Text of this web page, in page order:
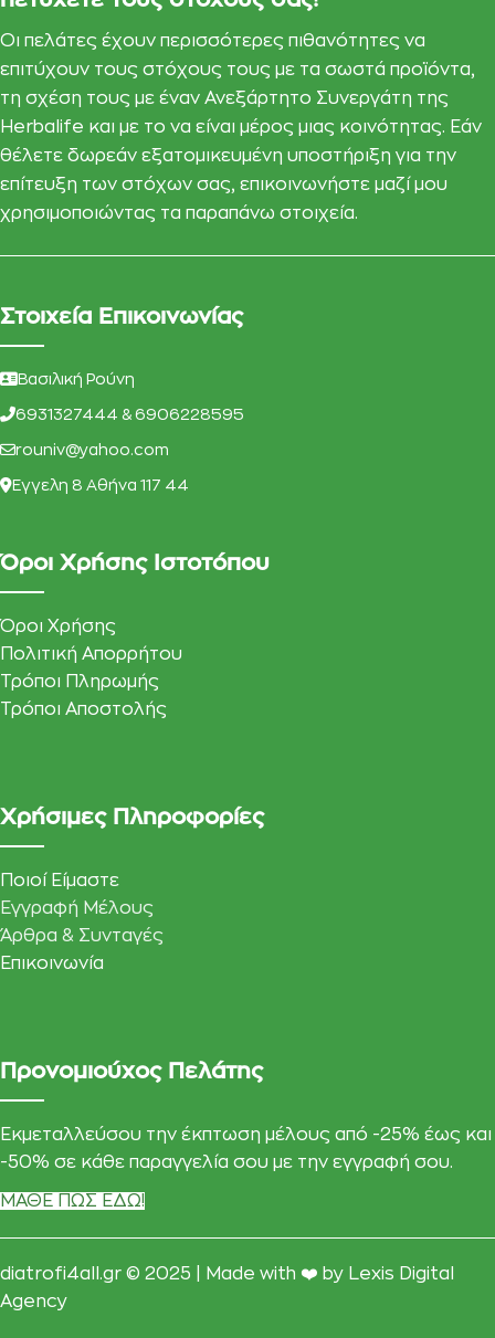
Οι πελάτες έχουν περισσότερες πιθανότητες να
επιτύχουν τους στόχους τους με τα σωστά προϊόντα,
τη σχέση τους με έναν Ανεξάρτητο Συνεργάτη της
Herbalife και με το να είναι μέρος μιας κοινότητας. Εάν
θέλετε δωρεάν εξατομικευμένη υποστήριξη για την
επίτευξη των στόχων σας, επικοινωνήστε μαζί μου
χρησιμοποιώντας τα παραπάνω στοιχεία.
Στοιχεία Επικοινωνίας
Βασιλική Ρούνη
6931327444 & 6906228595
rouniv@yahoo.com
Eγγελη 8 Αθήνα 117 44
Όροι Χρήσης Ιστοτόπου
Όροι Χρήσης
Πολιτική Απορρήτου
Τρόποι Πληρωμής
Τρόποι Αποστολής
Χρήσιμες Πληροφορίες
Ποιοί Είμαστε
Εγγραφή Μέλους
Άρθρα & Συνταγές
Επικοινωνία
Προνομιούχος Πελάτης
Εκμεταλλεύσου την έκπτωση μέλους από -25% έως και
-50% σε κάθε παραγγελία σου με την εγγραφή σου.
ΜΑΘΕ ΠΩΣ ΕΔΩ!
diatrofi4all.gr © 2025 | Made with ❤️ by Lexis Digital
Agency